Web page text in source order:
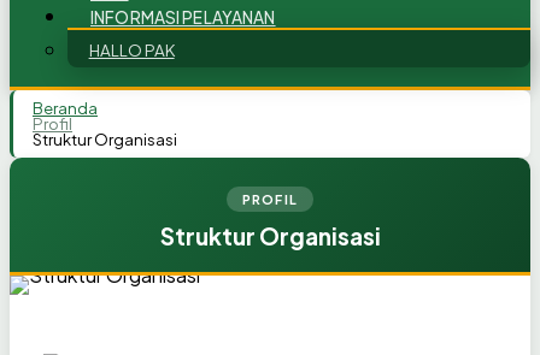
INFORMASI PELAYANAN
HALLO PAK
Beranda
Profil
Struktur Organisasi
PROFIL
Struktur Organisasi